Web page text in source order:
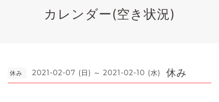
カレンダー(空き状況)
休み 2021-02-07 (日) ～ 2021-02-10 (水) 休み